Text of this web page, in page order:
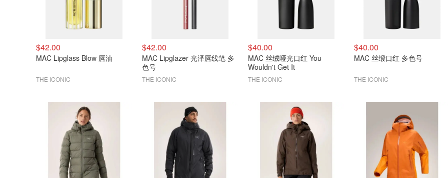
$42.00
MAC Lipglass Blow 唇油
THE ICONIC
$42.00
MAC Lipglazer 光泽唇线笔 多
色号
THE ICONIC
$40.00
MAC 丝绒哑光口红 You
Wouldn't Get It
THE ICONIC
$40.00
MAC 丝缎口红 多色号
THE ICONIC